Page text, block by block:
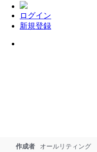
ログイン
新規登録
作成者 オールリティング